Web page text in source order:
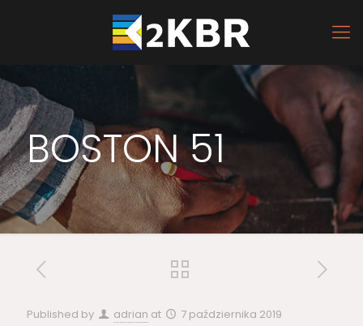
BOSTON 51
Published by adrian at 7 października 2019